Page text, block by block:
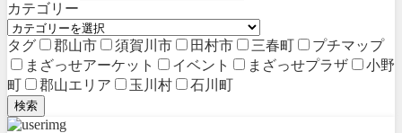
カテゴリー
タグ 郡山市 須賀川市 田村市 三春町
プチマップ
まざっせアーケット
イベント まざっせプラザ
小野
町
郡山エリア 玉川村 石川町
検索